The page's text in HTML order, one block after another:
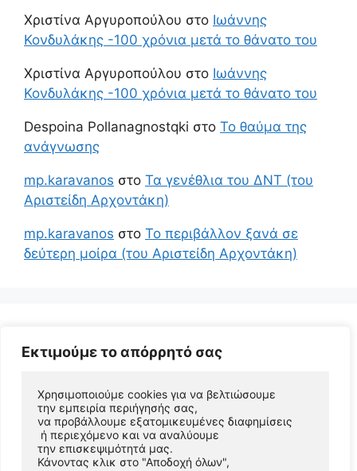
Εκτιμούμε το απόρρητό σας
Χρησιμοποιούμε cookies για να βελτιώσουμε
την εμπειρία περιήγησής σας,
να προβάλλουμε εξατομικευμένες διαφημίσεις
ή περιεχόμενο και να αναλύουμε
την επισκεψιμότητά μας.
Κάνοντας κλικ στο "Αποδοχή όλων",
Χριστίνα Αργυροπούλου στο Ιωάννης
Κονδυλάκης -100 χρόνια μετά το θάνατο του
Χριστίνα Αργυροπούλου στο Ιωάννης
Κονδυλάκης -100 χρόνια μετά το θάνατο του
Despoina Pollanagnostqki στο Το θαύμα της
ανάγνωσης
mp.karavanos στο Τα γενέθλια του ΔΝΤ (του
Αριστείδη Αρχοντάκη)
mp.karavanos στο Το περιβάλλον ξανά σε
δεύτερη μοίρα (του Αριστείδη Αρχοντάκη)
© 2026 Αριστείδης Αρχοντάκης Φυσικός Συγγραφέας
• Φτιαγμένο μεGeneratePress